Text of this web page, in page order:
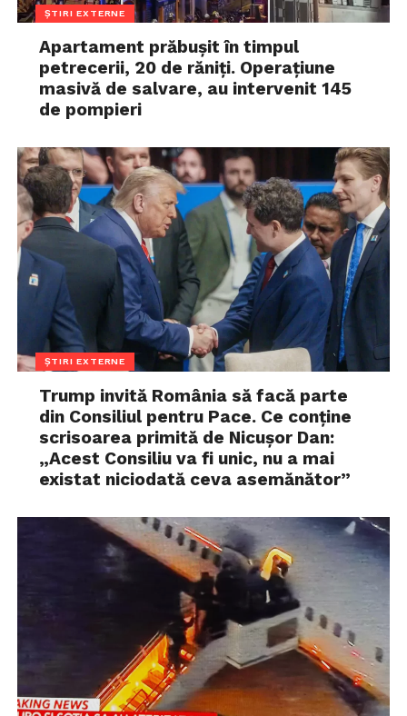
ȘTIRI EXTERNE
Apartament prăbușit în timpul
petrecerii, 20 de răniți. Operațiune
masivă de salvare, au intervenit 145
de pompieri
ȘTIRI EXTERNE
Trump invită România să facă parte
din Consiliul pentru Pace. Ce conține
scrisoarea primită de Nicușor Dan:
„Acest Consiliu va fi unic, nu a mai
existat niciodată ceva asemănător”